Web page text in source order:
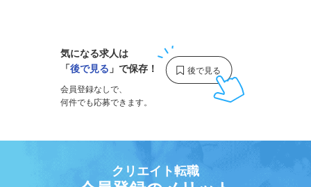
気になる求人は
「後で見る 」で保存！
会員登録なしで、
何件でも応募できます。
クリエイト転職